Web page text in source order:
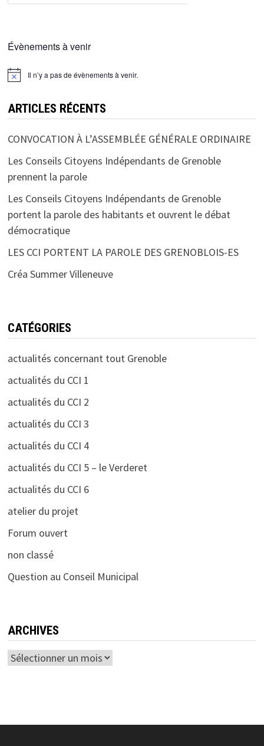
Évènements à venir
Il n’y a pas de évènements à venir.
ARTICLES RÉCENTS
CONVOCATION À L’ASSEMBLÉE GÉNÉRALE ORDINAIRE
Les Conseils Citoyens Indépendants de Grenoble
prennent la parole
Les Conseils Citoyens Indépendants de Grenoble
portent la parole des habitants et ouvrent le débat
démocratique
LES CCI PORTENT LA PAROLE DES GRENOBLOIS-ES
Créa Summer Villeneuve
CATÉGORIES
actualités concernant tout Grenoble
actualités du CCI 1
actualités du CCI 2
actualités du CCI 3
actualités du CCI 4
actualités du CCI 5 – le Verderet
actualités du CCI 6
atelier du projet
Forum ouvert
non classé
Question au Conseil Municipal
ARCHIVES
Archives